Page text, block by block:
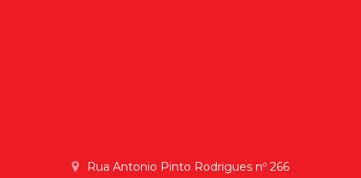
Rua Antonio Pinto Rodrigues nº 266